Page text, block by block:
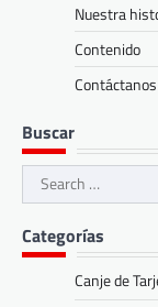
Nuestra
Contenido
Contáctanos
Buscar
Search
for:
Categorías
Canje de